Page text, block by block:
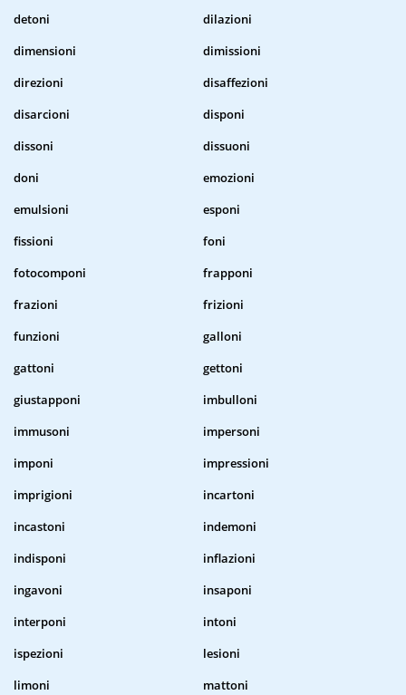
detoni
dilazioni
dimensioni
dimissioni
direzioni
disaffezioni
disarcioni
disponi
dissoni
dissuoni
doni
emozioni
emulsioni
esponi
fissioni
foni
fotocomponi
frapponi
frazioni
frizioni
funzioni
galloni
gattoni
gettoni
giustapponi
imbulloni
immusoni
impersoni
imponi
impressioni
imprigioni
incartoni
incastoni
indemoni
indisponi
inflazioni
ingavoni
insaponi
interponi
intoni
ispezioni
lesioni
limoni
mattoni